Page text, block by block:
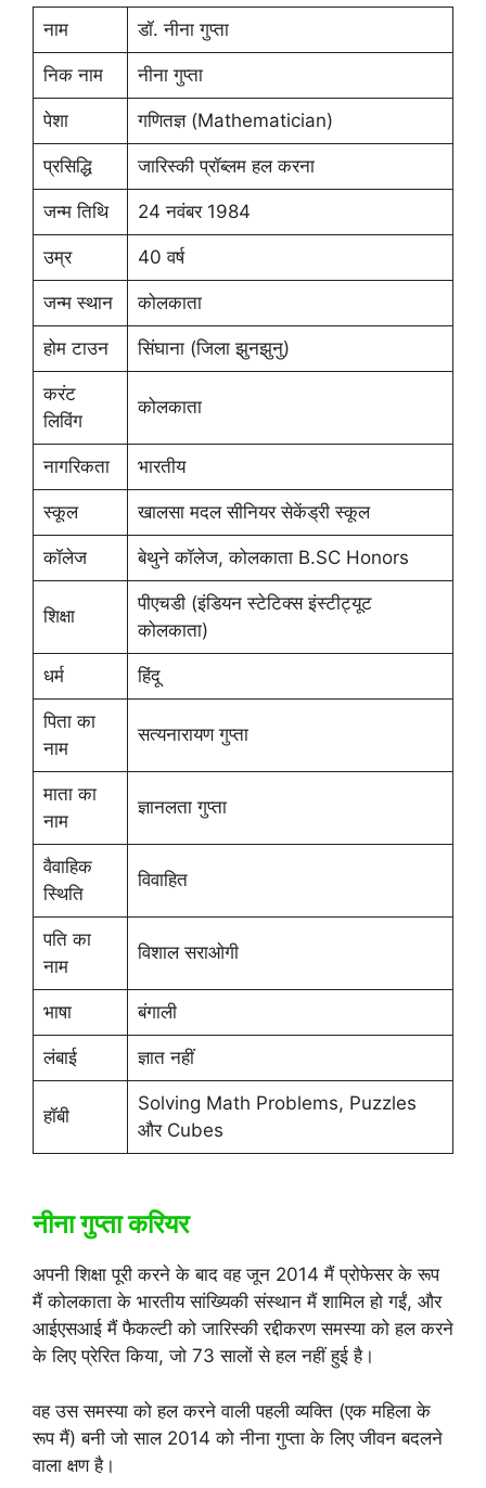
नाम डॉ. नीना गुप्ता
निक नाम नीना गुप्ता
पेशा गणितज्ञ (Mathematician)
प्रसिद्धि जारिस्की प्रॉब्लम हल करना
जन्म तिथि 24 नवंबर 1984
उम्र 40 वर्ष
जन्म स्थान कोलकाता
होम टाउन सिंघाना (जिला झुनझुनु)
करंट
लिविंग
कोलकाता
नागरिकता भारतीय
स्कूल खालसा मदल सीनियर सेकेंड्री स्कूल
कॉलेज बेथुने कॉलेज, कोलकाता B.SC Honors
शिक्षा
पीएचडी (इंडियन स्टेटिक्स इंस्टीट्यूट
कोलकाता)
धर्म हिंदू
पिता का
नाम
सत्यनारायण गुप्ता
माता का
नाम
ज्ञानलता गुप्ता
वैवाहिक
स्थिति
विवाहित
पति का
नाम
विशाल सराओगी
भाषा बंगाली
लंबाई ज्ञात नहीं
हॉबी
Solving Math Problems, Puzzles
और Cubes
नीना गुप्ता करियर
अपनी शिक्षा पूरी करने के बाद वह जून 2014 मैं प्रोफेसर के रूप
मैं कोलकाता के भारतीय सांख्यिकी संस्थान मैं शामिल हो गईं, और
आईएसआई मैं फैकल्टी को जारिस्की रद्दीकरण समस्या को हल करने
के लिए प्रेरित किया, जो 73 सालों से हल नहीं हुई है।
वह उस समस्या को हल करने वाली पहली व्यक्ति (एक महिला के
रूप मैं) बनी जो साल 2014 को नीना गुप्ता के लिए जीवन बदलने
वाला क्षण है।